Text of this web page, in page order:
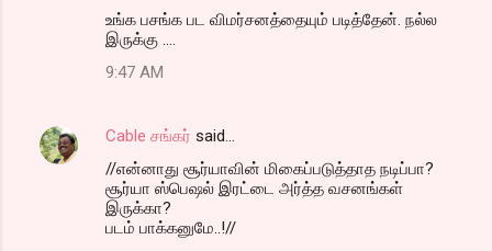
உங்க பசங்க பட விமர்சனத்தையும் படித்தேன். நல்ல
இருக்கு ....
9:47 AM
Cable சங்கர் said…
//என்னாது சூர்யாவின் மிகைப்படுத்தாத நடிப்பா?
சூர்யா ஸ்பெஷல் இரட்டை அர்த்த வசனங்கள்
இருக்கா?
படம் பாக்கனுமே..!//